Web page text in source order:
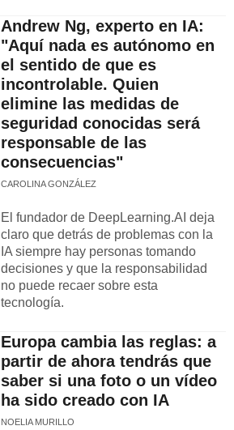
Andrew Ng, experto en IA:
"Aquí nada es autónomo en
el sentido de que es
incontrolable. Quien
elimine las medidas de
seguridad conocidas será
responsable de las
consecuencias"
CAROLINA GONZÁLEZ
El fundador de DeepLearning.AI deja
claro que detrás de problemas con la
IA siempre hay personas tomando
decisiones y que la responsabilidad
no puede recaer sobre esta
tecnología.
Europa cambia las reglas: a
partir de ahora tendrás que
saber si una foto o un vídeo
ha sido creado con IA
NOELIA MURILLO